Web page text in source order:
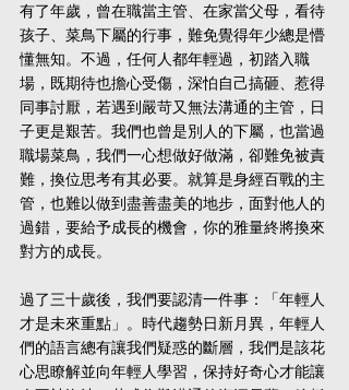
有了年歲，曾在職當主管、在家當父母，看待
孩子、菜鳥下屬的行事，難免覺得年少總是懵
懂無知。不過，任何人都年輕過，初踏入職
場，既期待也擔心受傷，深怕自己搞砸、惹得
同事討厭，若遇到嚴苛又無法溝通的主管，日
子更是艱苦。我們也曾是別人的下屬，也當過
職場菜鳥，我們一心想做好做滿，卻難免被責
難，換位思考有其必要。就算是身經百戰的主
管，也難以做到盡善盡美的地步，面對他人的
過錯，要給予成長的機會，你的雅量終將換來
對方的成長。
過了三十歲後，我們要認清一件事：「年輕人
才是未來重點」。時代趨勢日新月異，年輕人
們的語言總有讓我們疑惑的斷層，我們是該花
心思瞭解並向年輕人學習，保持好奇心才能讓